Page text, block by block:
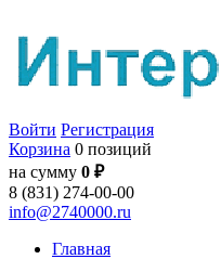
Войти Регистрация
Корзина 0 позиций
на сумму 0 ₽
8 (831) 274-00-00
info@2740000.ru
Главная